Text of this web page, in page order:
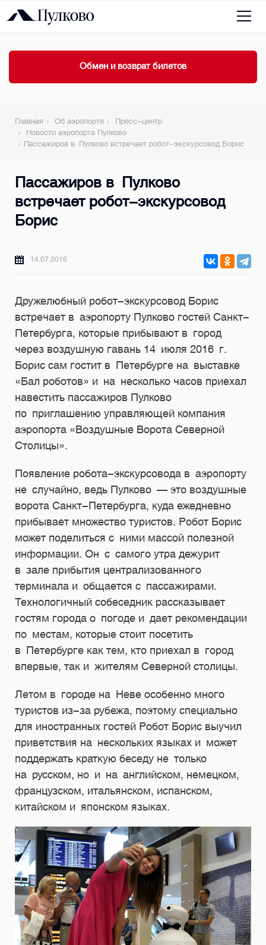
Обмен и возврат билетов
Главная Об аэропорте
Пресс-центр
Новости аэропорта Пулково
Пассажиров в Пулково встречает робот-экскурсовод Борис
Пассажиров в Пулково
встречает робот-экскурсовод
Борис
14.07.2016
Дружелюбный робот-экскурсовод Борис
встречает в аэропорту Пулково гостей Санкт-
Петербурга, которые прибывают в город
через воздушную гавань 14 июля 2016 г.
Борис сам гостит в Петербурге на выставке
«Бал роботов» и на несколько часов приехал
навестить пассажиров Пулково
по приглашению управляющей компания
аэропорта «Воздушные Ворота Северной
Столицы».
Появление робота-экскурсовода в аэропорту
не случайно, ведь Пулково — это воздушные
ворота Санкт-Петербурга, куда ежедневно
прибывает множество туристов. Робот Борис
может поделиться с ними массой полезной
информации. Он с самого утра дежурит
в зале прибытия централизованного
терминала и общается с пассажирами.
Технологичный собеседник рассказывает
гостям города о погоде и дает рекомендации
по местам, которые стоит посетить
в Петербурге как тем, кто приехал в город
впервые, так и жителям Северной столицы.
Летом в городе на Неве особенно много
туристов из-за рубежа, поэтому специально
для иностранных гостей Робот Борис выучил
приветствия на нескольких языках и может
поддержать краткую беседу не только
на русском, но и на английском, немецком,
французском, итальянском, испанском,
китайском и японском языках.